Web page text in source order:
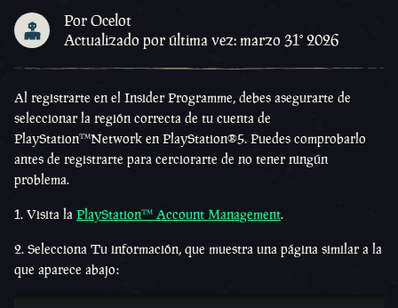
Por Ocelot
Actualizado por última vez: marzo 31º 2026
Al registrarte en el Insider Programme, debes asegurarte de
seleccionar la región correcta de tu cuenta de
PlayStation™Network en PlayStation®5. Puedes comprobarlo
antes de registrarte para cerciorarte de no tener ningún
problema.
1. Visita la PlayStation™ Account Management.
2. Selecciona Tu información, que muestra una página similar a la
que aparece abajo: